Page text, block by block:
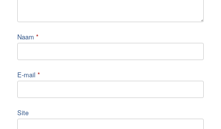
Naam *
E-mail *
Site